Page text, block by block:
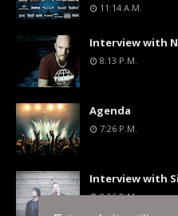
11:14 A.m.
Interview with
8:13 P.m.
Agenda
7:26 P.m.
Interview with
8:06 P.m.